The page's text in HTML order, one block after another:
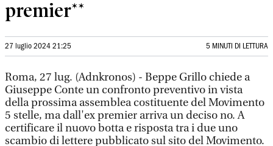
premier**
27 luglio 2024 21:25 5 MINUTI DI LETTURA
Roma, 27 lug. (Adnkronos) - Beppe Grillo chiede a
Giuseppe Conte un confronto preventivo in vista
della prossima assemblea costituente del Movimento
5 stelle, ma dall'ex premier arriva un deciso no. A
certificare il nuovo botta e risposta tra i due uno
scambio di lettere pubblicato sul sito del Movimento.